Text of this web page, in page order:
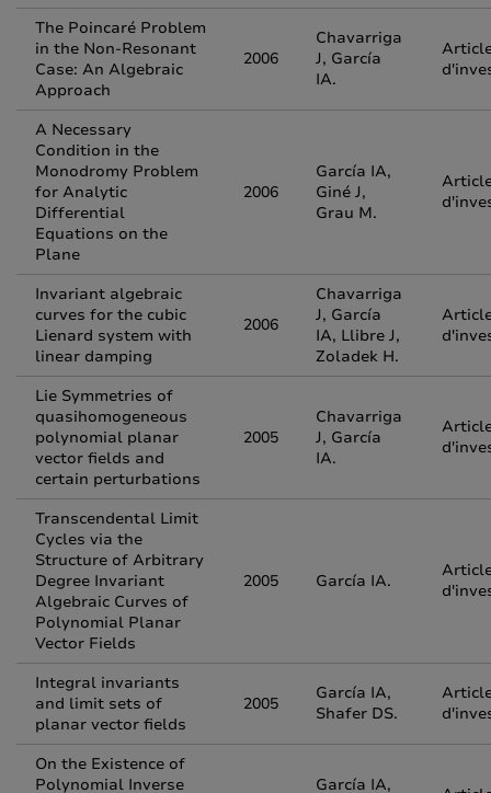
The Poincaré Problem
in the Non-Resonant
Case: An Algebraic
Approach
2006
Chavarriga
J, García
IA.
A Necessary
Condition in the
Monodromy Problem
for Analytic
Differential
Equations on the
Plane
2006
García IA,
Giné J,
Grau M.
Invariant algebraic
curves for the cubic
Lienard system with
linear damping
2006
Chavarriga
J, García
IA, Llibre J,
Zoladek H.
Lie Symmetries of
quasihomogeneous
polynomial planar
vector fields and
certain perturbations
2005
Chavarriga
J, García
IA.
Transcendental Limit
Cycles via the
Structure of Arbitrary
Degree Invariant
Algebraic Curves of
Polynomial Planar
Vector Fields
2005 García IA.
Integral invariants
and limit sets of
planar vector fields
2005
García IA,
Shafer DS.
On the Existence of
Polynomial Inverse
García IA,